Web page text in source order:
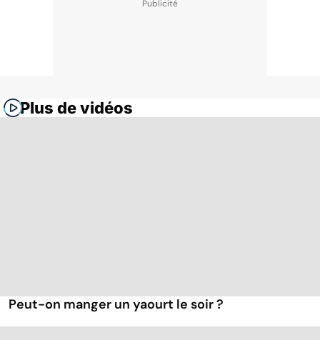
Plus de vidéos
Peut-on manger un yaourt le soir ?